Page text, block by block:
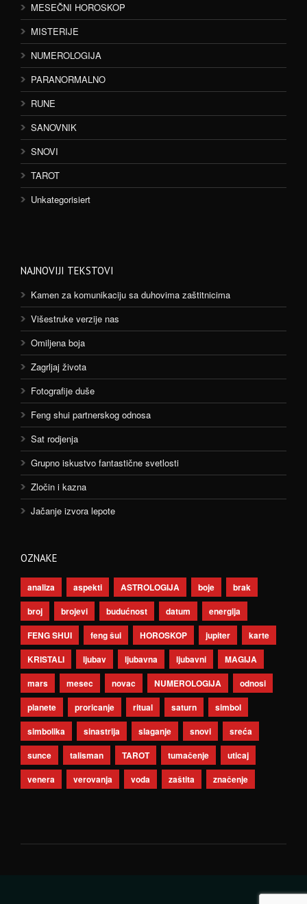
MESEČNI HOROSKOP
MISTERIJE
NUMEROLOGIJA
PARANORMALNO
RUNE
SANOVNIK
SNOVI
TAROT
Unkategorisiert
NAJNOVIJI TEKSTOVI
Kamen za komunikaciju sa duhovima zaštitnicima
Višestruke verzije nas
Omiljena boja
Zagrljaj života
Fotografije duše
Feng shui partnerskog odnosa
Sat rodjenja
Grupno iskustvo fantastične svetlosti
Zločin i kazna
Jačanje izvora lepote
OZNAKE
analiza aspekti ASTROLOGIJA boje
brak
broj
brojevi budućnost datum
energija
FENG SHUI
feng šui HOROSKOP jupiter
karte
KRISTALI
ljubav ljubavna ljubavni
MAGIJA
mars
mesec novac NUMEROLOGIJA
odnosi
planete
proricanje ritual saturn
simbol
simbolika
sinastrija slaganje snovi
sreća
sunce
talisman TAROT tumačenje
uticaj
venera
verovanja voda zaštita značenje